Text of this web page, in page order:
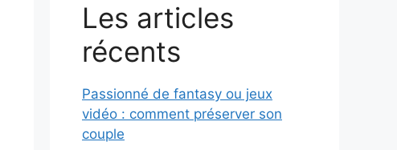
Les articles
récents
Passionné de fantasy ou jeux
vidéo : comment préserver son
couple